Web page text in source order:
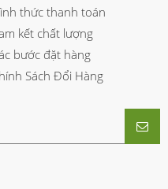
thức thanh toán
kết chất lượng
bước đặt hàng
Sách Đổi Hàng